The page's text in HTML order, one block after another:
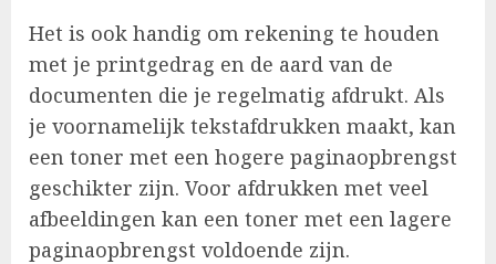
Het is ook handig om rekening te houden
met je printgedrag en de aard van de
documenten die je regelmatig afdrukt. Als
je voornamelijk tekstafdrukken maakt, kan
een toner met een hogere paginaopbrengst
geschikter zijn. Voor afdrukken met veel
afbeeldingen kan een toner met een lagere
paginaopbrengst voldoende zijn.